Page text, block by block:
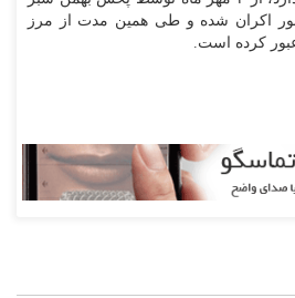
اکران شده و طی همین مدت از مرز